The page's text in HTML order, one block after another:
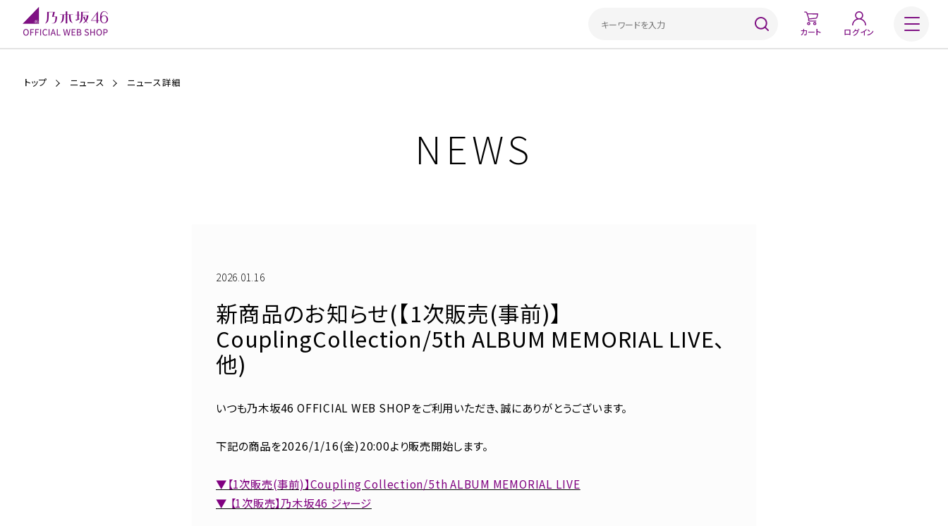
カート ログイン
トップ ニュース ニュース詳細
NEWS
2026.01.16
新商品のお知らせ(【1次販売(事前)】
CouplingCollection/5th ALBUM MEMORIAL LIVE、
他)
いつも乃木坂46 OFFICIAL WEB SHOPをご利用いただき、誠にありがとうございます。
下記の商品を2026/1/16(金)20:00より販売開始します。
▼【1次販売(事前)】Coupling Collection/5th ALBUM MEMORIAL LIVE
▼ 【1次販売】乃木坂46 ジャージ